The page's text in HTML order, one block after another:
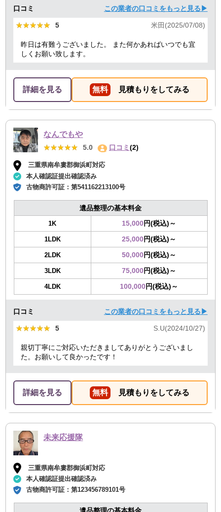
口コミ この業者の口コミをもっと見る▶
★★★★★
★★★★★ 5 米田(2025/07/08)
昨日は有難うございました。 また何かあればいつでも宜
しくお願い致します。
詳細を見る 無料 見積もりをしてみる
なんでもや
★★★★★
★★★★★ 5.0 口コミ(2)
三重県南牟婁郡御浜町対応
本人確認証提出確認済み
古物商許可証：第541162213100号
遺品整理の基本料金
1K 15,000円(税込)～
1LDK 25,000円(税込)～
2LDK 50,000円(税込)～
3LDK 75,000円(税込)～
4LDK 100,000円(税込)～
口コミ この業者の口コミをもっと見る▶
★★★★★
★★★★★ 5 S.U(2024/10/27)
親切丁寧にご対応いただきましてありがとうございまし
た。お願いして良かったです！
詳細を見る 無料 見積もりをしてみる
未来応援隊
三重県南牟婁郡御浜町対応
本人確認証提出確認済み
古物商許可証：第123456789101号
遺品整理の基本料金